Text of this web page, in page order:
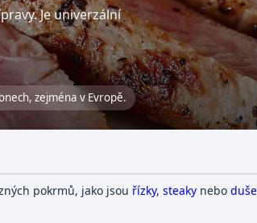
Je univerzální
zejména v Evropě.
pokrmů, jako jsou řízky, steakynebo